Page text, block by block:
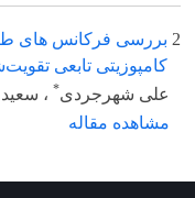
2 بررسی فرکانس های
کامپوزیتی تابعی
علی شهرجردی* ،
مشاهده مقاله